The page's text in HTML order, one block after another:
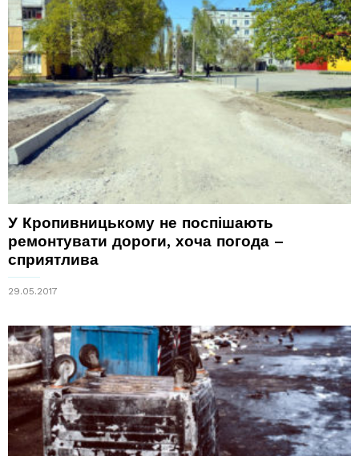
У Кропивницькому не поспішають
ремонтувати дороги, хоча погода –
сприятлива
29.05.2017